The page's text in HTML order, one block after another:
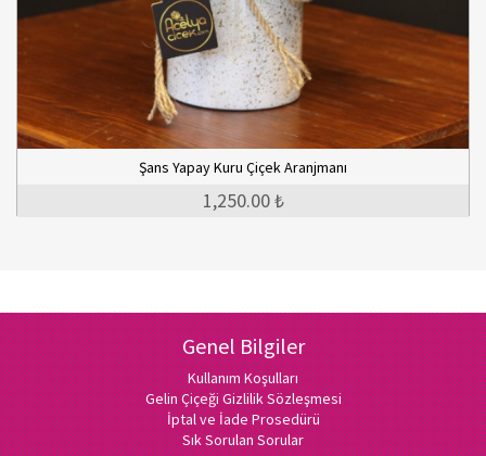
Şans Yapay Kuru Çiçek Aranjmanı
1,250.00 ₺
Genel Bilgiler
Kullanım Koşulları
Gelin Çiçeği Gizlilik Sözleşmesi
İptal ve İade Prosedürü
Sık Sorulan Sorular